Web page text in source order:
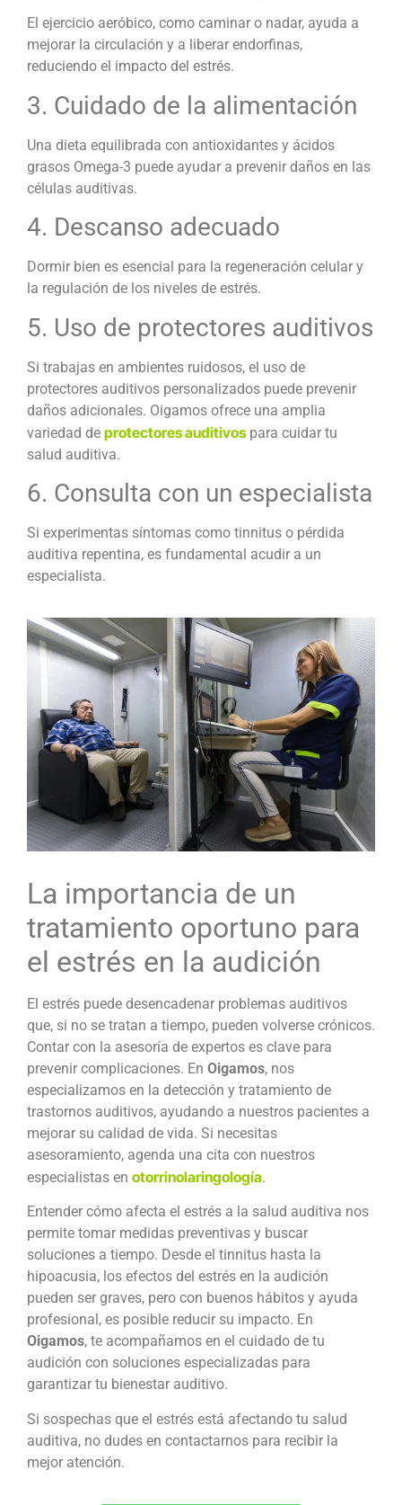
El ejercicio aeróbico, como caminar o nadar, ayuda a
mejorar la circulación y a liberar endorfinas,
reduciendo el impacto del estrés.
3. Cuidado de la alimentación
Una dieta equilibrada con antioxidantes y ácidos
grasos Omega-3 puede ayudar a prevenir daños en las
células auditivas.
4. Descanso adecuado
Dormir bien es esencial para la regeneración celular y
la regulación de los niveles de estrés.
5. Uso de protectores auditivos
Si trabajas en ambientes ruidosos, el uso de
protectores auditivos personalizados puede prevenir
daños adicionales. Oigamos ofrece una amplia
variedad de protectores auditivospara cuidar tu
salud auditiva.
6. Consulta con un especialista
Si experimentas síntomas como tinnitus o pérdida
auditiva repentina, es fundamental acudir a un
especialista.
La importancia de un
tratamiento oportuno para
el estrés en la audición
El estrés puede desencadenar problemas auditivos
que, si no se tratan a tiempo, pueden volverse crónicos.
Contar con la asesoría de expertos es clave para
prevenir complicaciones. En Oigamos, nos
especializamos en la detección y tratamiento de
trastornos auditivos, ayudando a nuestros pacientes a
mejorar su calidad de vida. Si necesitas
asesoramiento, agenda una cita con nuestros
especialistas en otorrinolaringología.
Entender cómo afecta el estrés a la salud auditiva nos
permite tomar medidas preventivas y buscar
soluciones a tiempo. Desde el tinnitus hasta la
hipoacusia, los efectos del estrés en la audición
pueden ser graves, pero con buenos hábitos y ayuda
profesional, es posible reducir su impacto. En
Oigamos, te acompañamos en el cuidado de tu
audición con soluciones especializadas para
garantizar tu bienestar auditivo.
Si sospechas que el estrés está afectando tu salud
auditiva, no dudes en contactarnos para recibir la
mejor atención.